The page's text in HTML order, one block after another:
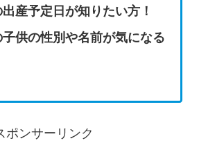
産予定日が知りたい方！
供の性別や名前が気になる
ポンサーリンク